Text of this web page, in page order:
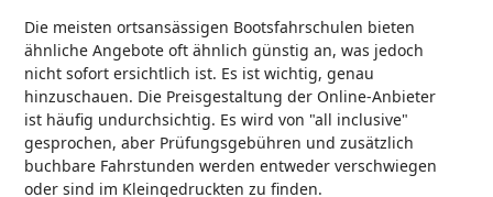
Die meisten ortsansässigen Bootsfahrschulen bieten
ähnliche Angebote oft ähnlich günstig an, was jedoch
nicht sofort ersichtlich ist. Es ist wichtig, genau
hinzuschauen. Die Preisgestaltung der Online-Anbieter
ist häufig undurchsichtig. Es wird von "all inclusive"
gesprochen, aber Prüfungsgebühren und zusätzlich
buchbare Fahrstunden werden entweder verschwiegen
oder sind im Kleingedruckten zu finden.